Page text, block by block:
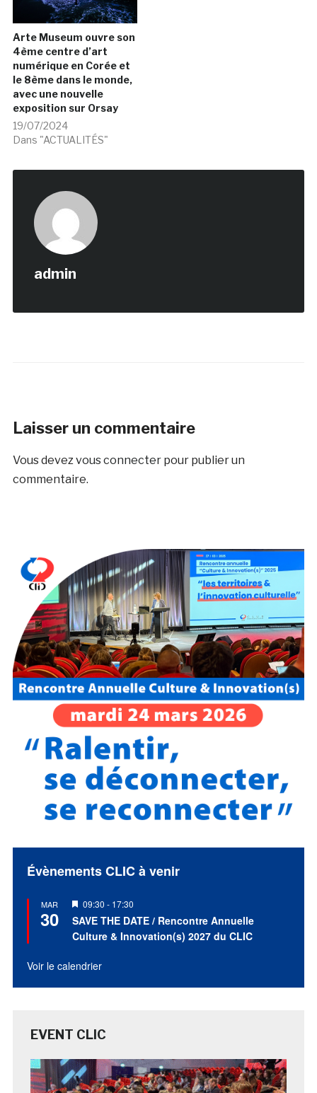
Arte Museum ouvre son
4ème centre d’art
numérique en Corée et
le 8ème dans le monde,
avec une nouvelle
exposition sur Orsay
19/07/2024
Dans "ACTUALITÉS"
admin
Laisser un commentaire
Vous devez vous connecterpour publier un
commentaire.
Évènements CLIC à venir
MAR
30
Mis
en
avant
09:30 - 17:30
SAVE THE DATE / Rencontre Annuelle
Culture & Innovation(s) 2027 du CLIC
Voir le calendrier
EVENT CLIC